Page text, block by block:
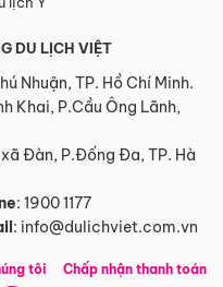
DU LỊCH VIỆT
Nhuận, TP. Hồ Chí Minh.
Khai, P.Cầu Ông Lãnh,
Đàn, P.Đống Đa, TP. Hà
: 1900 1177
: info@dulichviet.com.vn
tôi Chấp nhận thanh toán